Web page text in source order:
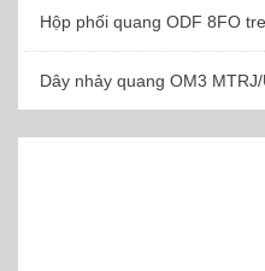
Hộp phối quang ODF 8FO
Dây nhảy quang OM3